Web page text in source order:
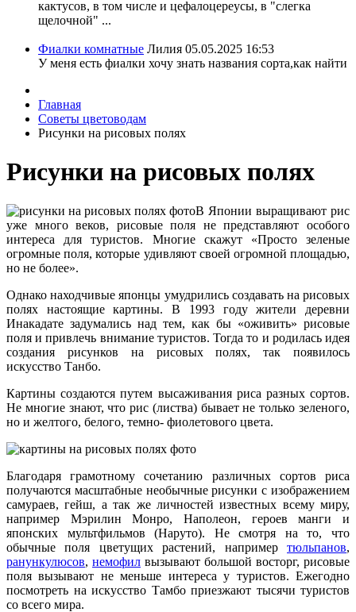
кактусов, в том числе и цефалоцереусы, в "слегка
щелочной" ...
Фиалки комнатные Лилия 05.05.2025 16:53
У меня есть фиалки хочу знать названия сорта,как найти
Главная
Советы цветоводам
Рисунки на рисовых полях
Рисунки на рисовых полях
В Японии выращивают рис
уже много веков, рисовые поля не представляют особого
интереса для туристов. Многие скажут «Просто зеленые
огромные поля, которые удивляют своей огромной площадью,
но не более».
Однако находчивые японцы умудрились создавать на рисовых
полях настоящие картины. В 1993 году жители деревни
Инакадате задумались над тем, как бы «оживить» рисовые
поля и привлечь внимание туристов. Тогда то и родилась идея
создания рисунков на рисовых полях, так появилось
искусство Танбо.
Картины создаются путем высаживания риса разных сортов.
Не многие знают, что рис (листва) бывает не только зеленого,
но и желтого, белого, темно- фиолетового цвета.
Благодаря грамотному сочетанию различных сортов риса
получаются масштабные необычные рисунки с изображением
самураев, гейш, а так же личностей известных всему миру,
например Мэрилин Монро, Наполеон, героев манги и
японских мультфильмов (Наруто). Не смотря на то, что
обычные поля цветущих растений, например тюльпанов,
ранункулюсов, немофил вызывают большой восторг, рисовые
поля вызывают не меньше интереса у туристов. Ежегодно
посмотреть на искусство Тамбо приезжают тысячи туристов
со всего мира.